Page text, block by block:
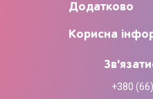
Додатково
Корисна
+380